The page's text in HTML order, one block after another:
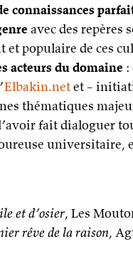
connaissances
avec des repères
populaire de ces
acteurs du domaine :
Elbakin.netet –
thématiques
fait dialoguer
universitaire,
et d’osier, Les
rêve de la raison,